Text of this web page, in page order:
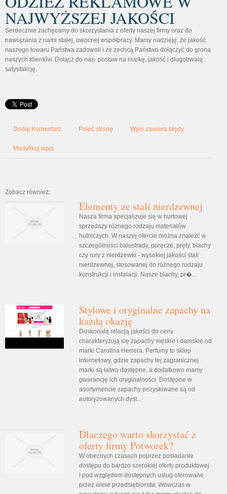
NAJWYŻSZEJ JAKOŚCI
Serdecznie zachęcamy do skorzystania z oferty naszej firmy oraz do
nawiązania z nami stałej, owocnej współpracy. Mamy nadzieję, że jakość
naszego towaru Państwa zadowoli i że zechcą Państwo dołączyć do grona
naszych klientów. Dołącz do nas- postaw na markę, jakość i długotrwałą
satysfakcję.
Dodaj Komentarz Poleć stronę Wpis zawiera błędy
Modyfikuj wpis
Zobacz również:
Elementy ze stali nierdzewnej
Nasza firma specjalizuje się w hurtowej
sprzedaży różnego rodzaju materiałów
hutniczych. W naszej ofercie można znaleźć w
szczególności balustrady, poręcze, pręty, blachy
czy rury z nierdzewki - wysokiej jakości stali
nierdzewnej, stosowanej do różnego rodzaju
konstrukcji i instalacji. Nasze blachy, pr�...
Stylowe i oryginalne zapachy na
każdą okazję
Doskonałą relacją jakości do ceny
charakteryzują się zapachy męskie i damskie od
marki Carolina Herrera. Perfumy to sklep
internetowy, gdzie zapachy tej zagranicznej
marki są łatwo dostępne, a dodatkowo mamy
gwarancję ich oryginalności. Dostępne w
asortymencie zapachy pozyskiwane są od
autoryzowanych dyst...
Dlaczego warto skorzystać z
oferty firmy Potworek?
W obecnych czasach poprzez posiadanie
dostępu do bardzo szerokiej oferty produktowej
i pod względem dostępnych usług oferowane
przez wiele przedsiębiorstw. Wówczas w